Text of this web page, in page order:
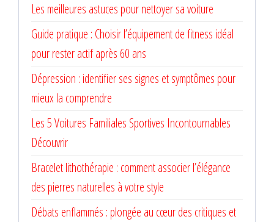
Les meilleures astuces pour nettoyer sa voiture
Guide pratique : Choisir l’équipement de fitness idéal
pour rester actif après 60 ans
Dépression : identifier ses signes et symptômes pour
mieux la comprendre
Les 5 Voitures Familiales Sportives Incontournables
Découvrir
Bracelet lithothérapie : comment associer l’élégance
des pierres naturelles à votre style
Débats enflammés : plongée au cœur des critiques et